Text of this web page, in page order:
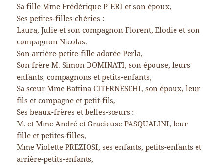
Sa fille Mme Frédérique PIERI et son époux,
Ses petites-filles chéries :
Laura, Julie et son compagnon Florent, Elodie et son
compagnon Nicolas.
Son arrière-petite-fille adorée Perla,
Son frère M. Simon DOMINATI, son épouse, leurs
enfants, compagnons et petits-enfants,
Sa sœur Mme Battina CITERNESCHI, son époux, leur
fils et compagne et petit-fils,
Ses beaux-frères et belles-sœurs :
M. et Mme André et Gracieuse PASQUALINI, leur
fille et petites-filles,
Mme Violette PREZIOSI, ses enfants, petits-enfants et
arrière-petits-enfants,